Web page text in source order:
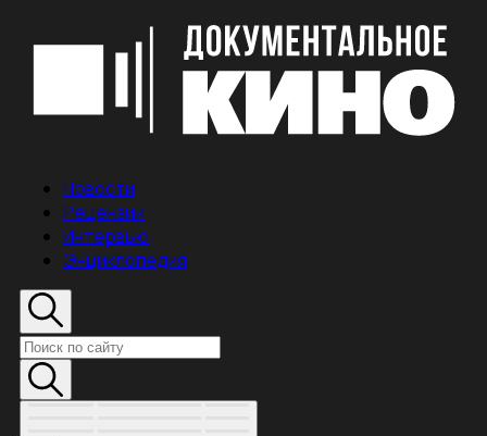
Новости
Рецензии
Интервью
Энциклопедия